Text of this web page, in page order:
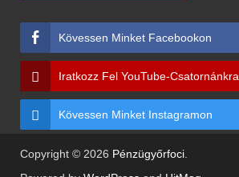
Kövessen Minket Facebookon
Iratkozz Fel YouTube-Csatornánkra
Kövessen Minket Instagramon
Copyright © 2026 Pénzügyőrfoci